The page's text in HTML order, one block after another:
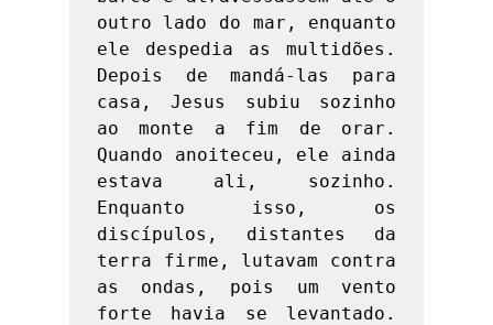
outro lado do mar, enquanto
ele despedia as multidões.
Depois de mandá-las para
casa, Jesus subiu sozinho
ao monte a fim de orar.
Quando anoiteceu, ele ainda
estava ali, sozinho.
Enquanto isso, os
discípulos, distantes da
terra firme, lutavam contra
as ondas, pois um vento
forte havia se levantado.